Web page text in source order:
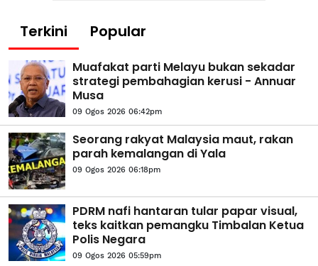
Terkini Popular
Muafakat parti Melayu bukan sekadar
strategi pembahagian kerusi - Annuar
Musa
09 Ogos 2026 06:42pm
Seorang rakyat Malaysia maut, rakan
parah kemalangan di Yala
09 Ogos 2026 06:18pm
PDRM nafi hantaran tular papar visual,
teks kaitkan pemangku Timbalan Ketua
Polis Negara
09 Ogos 2026 05:59pm